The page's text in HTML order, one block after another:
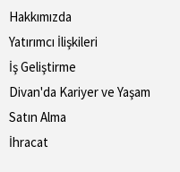
Hakkımızda
Yatırımcı İlişkileri
İş Geliştirme
Divan'da Kariyer ve Yaşam
Satın Alma
İhracat